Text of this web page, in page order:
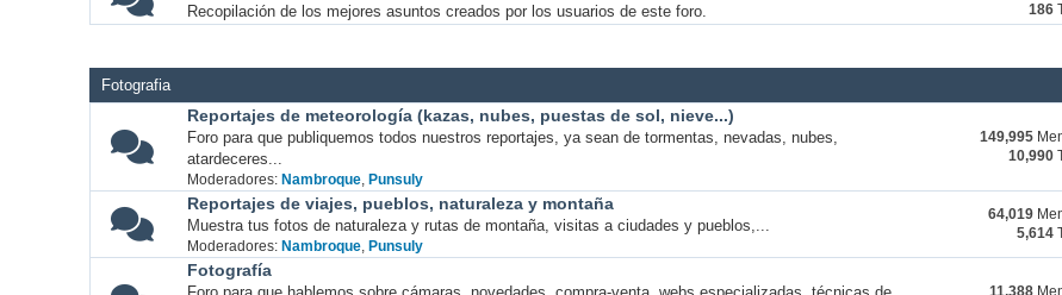
Recopilación de los mejores asuntos creados por los usuarios de este foro.
186
Fotografia
Reportajes de meteorología (kazas, nubes, puestas de sol, nieve...)
Foro para que publiquemos todos nuestros reportajes, ya sean de tormentas, nevadas, nubes,
atardeceres...
Moderadores: Nambroque, Punsuly
149,995
10,990
Reportajes de viajes, pueblos, naturaleza y montaña
Muestra tus fotos de naturaleza y rutas de montaña, visitas a ciudades y pueblos,...
Moderadores: Nambroque, Punsuly
64,019
5,614
Fotografía
11,388